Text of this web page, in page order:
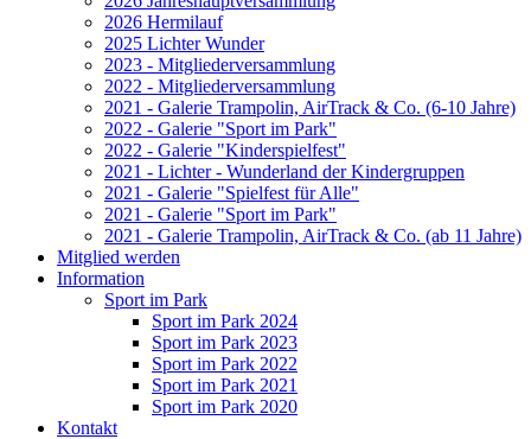
2026 Hermilauf
2025 Lichter Wunder
2023 - Mitgliederversammlung
2022 - Mitgliederversammlung
2021 - Galerie Trampolin, AirTrack & Co. (6-10 Jahre)
2022 - Galerie "Sport im Park"
2022 - Galerie "Kinderspielfest"
2021 - Lichter - Wunderland der Kindergruppen
2021 - Galerie "Spielfest für Alle"
2021 - Galerie "Sport im Park"
2021 - Galerie Trampolin, AirTrack & Co. (ab 11 Jahre)
Mitglied werden
Information
Sport im Park
Sport im Park 2024
Sport im Park 2023
Sport im Park 2022
Sport im Park 2021
Sport im Park 2020
Kontakt